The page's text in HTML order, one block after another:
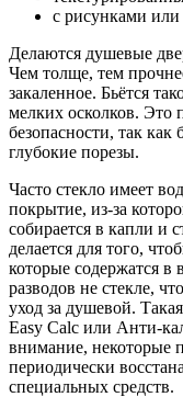
с рисунками или
Делаются душевые
Чем толще, тем
закаленное. Бьётся
мелких осколков. Это
безопасности, так
глубокие порезы.
Часто стекло имеет
покрытие, из-за
собирается в капли и
делается для того,
которые содержатся в
разводов не стекле,
уход за душевой.
Easy Calc или Анти-
внимание, некоторые
периодически
специальных средств.